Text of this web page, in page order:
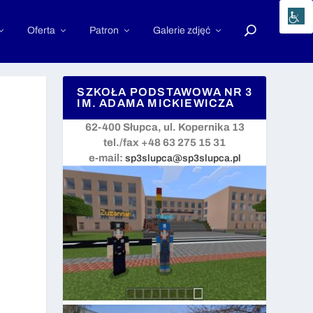
Oferta Patron Galerie zdjęć
SZKOŁA PODSTAWOWA NR 3
IM. ADAMA MICKIEWICZA
62-400 Słupca, ul. Kopernika 13
tel./fax +48 63 275 15 31
e-mail: sp3slupca@sp3slupca.pl